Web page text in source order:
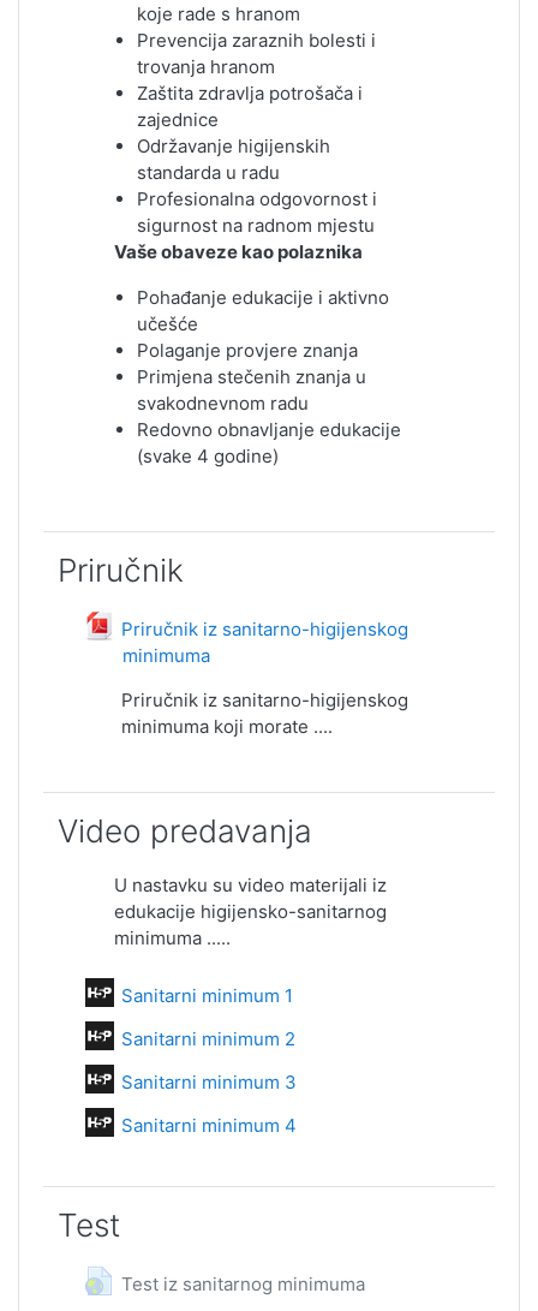
koje rade s hranom
Prevencija zaraznih bolesti i
trovanja hranom
Zaštita zdravlja potrošača i
zajednice
Održavanje higijenskih
standarda u radu
Profesionalna odgovornost i
sigurnost na radnom mjestu
Vaše obaveze kao polaznika
Pohađanje edukacije i aktivno
učešće
Polaganje provjere znanja
Primjena stečenih znanja u
svakodnevnom radu
Redovno obnavljanje edukacije
(svake 4 godine)
Priručnik
Priručnik iz sanitarno-higijenskog
minimuma
File
Priručnik iz sanitarno-higijenskog
minimuma koji morate ....
Video predavanja
U nastavku su video materijali iz
edukacije higijensko-sanitarnog
minimuma .....
Sanitarni minimum 1Interactive Content
Sanitarni minimum 2Interactive Content
Sanitarni minimum 3Interactive Content
Sanitarni minimum 4Interactive Content
Test
Test iz sanitarnog minimuma